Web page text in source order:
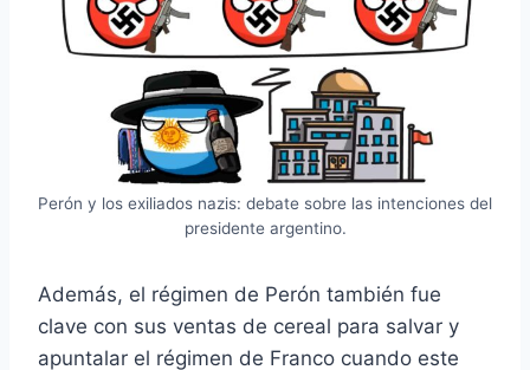
Perón y los exiliados nazis: debate sobre las intenciones del
presidente argentino.
Además, el régimen de Perón también fue
clave con sus ventas de cereal para salvar y
apuntalar el régimen de Franco cuando este